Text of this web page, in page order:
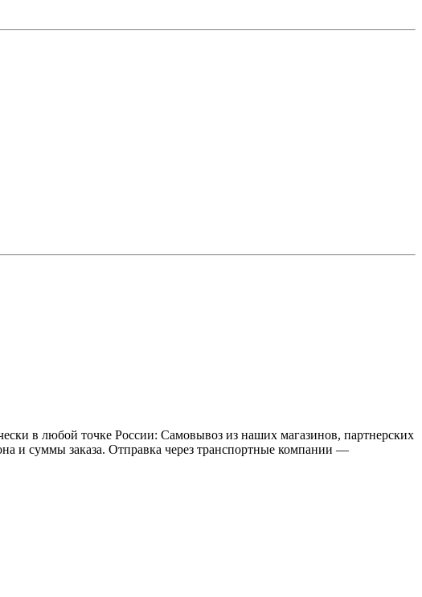
в любой точке России: Самовывоз из наших магазинов, партнерских
и суммы заказа. Отправка через транспортные компании —